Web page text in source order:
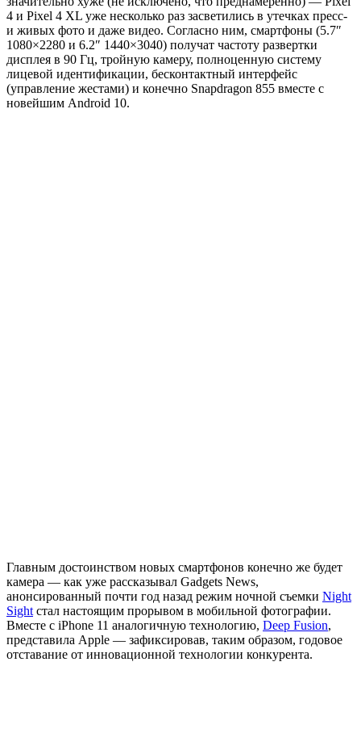
4 и Pixel 4 XL уже несколько раз засветились в утечках пресс-
и живых фото и даже видео. Согласно ним, смартфоны (5.7″
1080×2280 и 6.2″ 1440×3040) получат частоту развертки
дисплея в 90 Гц, тройную камеру, полноценную систему
лицевой идентификации, бесконтактный интерфейс
(управление жестами) и конечно Snapdragon 855 вместе с
новейшим Android 10.
Главным достоинством новых смартфонов конечно же будет
камера — как уже рассказывал Gadgets News,
анонсированный почти год назад режим ночной съемки Night
Sight стал настоящим прорывом в мобильной фотографии.
Вместе с iPhone 11 аналогичную технологию, Deep Fusion,
представила Apple — зафиксировав, таким образом, годовое
отставание от инновационной технологии конкурента.